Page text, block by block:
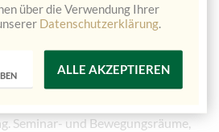
– ganz ohne Zeitdruck
Seminar- und Bewegungsräume,
über die Verwendung Ihrer
Datenschutzerklärung.
ALLE AKZEPTIEREN